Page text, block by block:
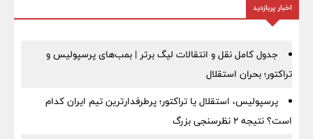
اخبار پربازدید
جدول کامل نقل و انتقالات لیگ برتر | بمب‌های پرسپولیس و
تراکتور؛ بحران استقلال
پرسپولیس، استقلال یا تراکتور؛ پرطرفدارترین تیم ایران کدام
است؟ نتیجه ۲ نظرسنجی بزرگ